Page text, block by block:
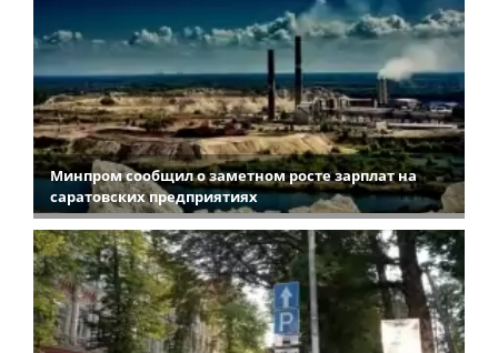
Минпром сообщил о заметном росте зарплат на
саратовских предприятиях